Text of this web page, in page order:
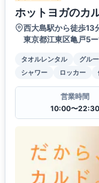
ホットヨガのカ
西大島駅から徒歩13
東京都江東区亀戸5
タオルレンタル グル
シャワー
ロッカー
営業時間
10:00〜22:30